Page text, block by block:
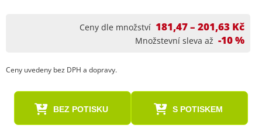
Ceny dle množství 181,47 – 201,63 Kč
Množstevní sleva až -10 %
Ceny uvedeny bez DPH a dopravy.
BEZ POTISKU S POTISKEM